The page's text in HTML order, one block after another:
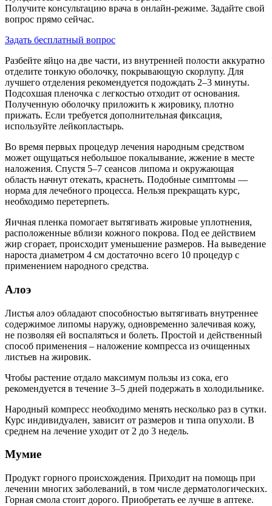
Получите консультацию врача в онлайн-режиме. Задайте свой
вопрос прямо сейчас.
Задать бесплатный вопрос
Разбейте яйцо на две части, из внутренней полости аккуратно
отделите тонкую оболочку, покрывающую скорлупу. Для
лучшего отделения рекомендуется подождать 2–3 минуты.
Подсохшая пленочка с легкостью отходит от основания.
Полученную оболочку приложить к жировику, плотно
прижать. Если требуется дополнительная фиксация,
используйте лейкопластырь.
Во время первых процедур лечения народным средством
может ощущаться небольшое покалывание, жжение в месте
наложения. Спустя 5–7 сеансов липома и окружающая
область начнут отекать, краснеть. Подобные симптомы —
норма для лечебного процесса. Нельзя прекращать курс,
необходимо перетерпеть.
Яичная пленка помогает вытягивать жировые уплотнения,
расположенные вблизи кожного покрова. Под ее действием
жир сгорает, происходит уменьшение размеров. На выведение
нароста диаметром 4 см достаточно всего 10 процедур с
применением народного средства.
Алоэ
Листья алоэ обладают способностью вытягивать внутреннее
содержимое липомы наружу, одновременно залечивая кожу,
не позволяя ей воспаляться и болеть. Простой и действенный
способ применения – наложение компресса из очищенных
листьев на жировик.
Чтобы растение отдало максимум пользы из сока, его
рекомендуется в течение 3–5 дней подержать в холодильнике.
Народный компресс необходимо менять несколько раз в сутки.
Курс индивидуален, зависит от размеров и типа опухоли. В
среднем на лечение уходит от 2 до 3 недель.
Мумие
Продукт горного происхождения. Приходит на помощь при
лечении многих заболеваний, в том числе дерматологических.
Горная смола стоит дорого. Приобретать ее лучше в аптеке.